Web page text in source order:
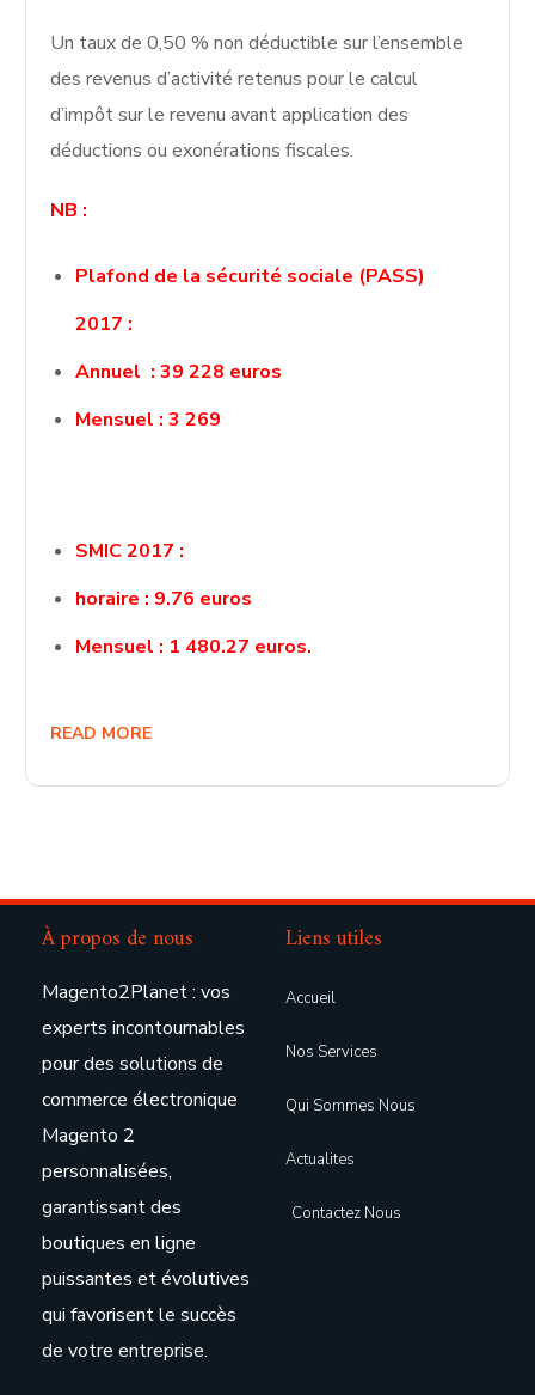
Un taux de 0,50 % non déductible sur l’ensemble
des revenus d’activité retenus pour le calcul
d’impôt sur le revenu avant application des
déductions ou exonérations fiscales.
NB :
Plafond de la sécurité sociale (PASS)
2017 :
Annuel : 39 228 euros
Mensuel : 3 269
SMIC 2017 :
horaire : 9.76 euros
Mensuel : 1 480.27 euros.
READ MORE
À propos de nous
Magento2Planet : vos
experts incontournables
pour des solutions de
commerce électronique
Magento 2
personnalisées,
garantissant des
boutiques en ligne
puissantes et évolutives
qui favorisent le succès
de votre entreprise.
Liens utiles
Accueil
Nos Services
Qui Sommes Nous
Actualites
Contactez Nous